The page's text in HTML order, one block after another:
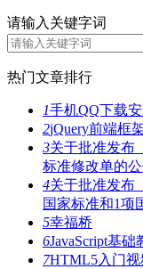
请输入关键字词
热门文章排行
1手机QQ下载安
2jQuery前端框
3关于批准发布
标准修改单的
4关于批准发布
国家标准和1项
5幸福桥
6JavaScript基础
7HTML5入门视